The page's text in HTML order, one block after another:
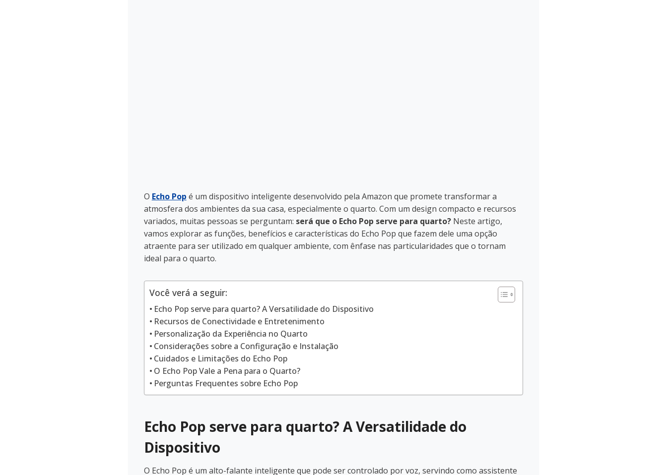
O Echo Pop é um dispositivo inteligente desenvolvido pela Amazon que promete transformar a
atmosfera dos ambientes da sua casa, especialmente o quarto. Com um design compacto e recursos
variados, muitas pessoas se perguntam: será que o Echo Pop serve para quarto?Neste artigo,
vamos explorar as funções, benefícios e características do Echo Pop que fazem dele uma opção
atraente para ser utilizado em qualquer ambiente, com ênfase nas particularidades que o tornam
ideal para o quarto.
Você verá a seguir:
Echo Pop serve para quarto? A Versatilidade do Dispositivo
Recursos de Conectividade e Entretenimento
Personalização da Experiência no Quarto
Considerações sobre a Configuração e Instalação
Cuidados e Limitações do Echo Pop
O Echo Pop Vale a Pena para o Quarto?
Perguntas Frequentes sobre Echo Pop
Echo Pop serve para quarto? A Versatilidade do
Dispositivo
O Echo Pop é um alto-falante inteligente que pode ser controlado por voz, servindo como assistente